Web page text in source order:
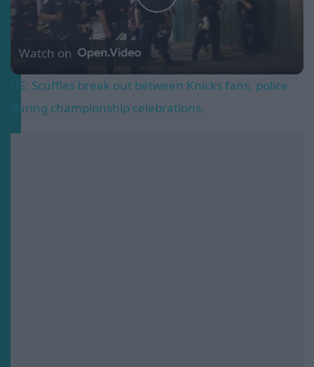
Play
Video
Watch on
US: Scuffles break out between Knicks fans, police
during championship celebrations.